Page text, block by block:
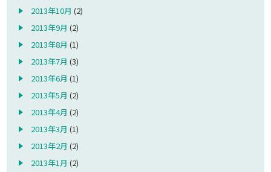
2013年10月 (2)
2013年9月 (2)
2013年8月 (1)
2013年7月 (3)
2013年6月 (1)
2013年5月 (2)
2013年4月 (2)
2013年3月 (1)
2013年2月 (2)
2013年1月 (2)